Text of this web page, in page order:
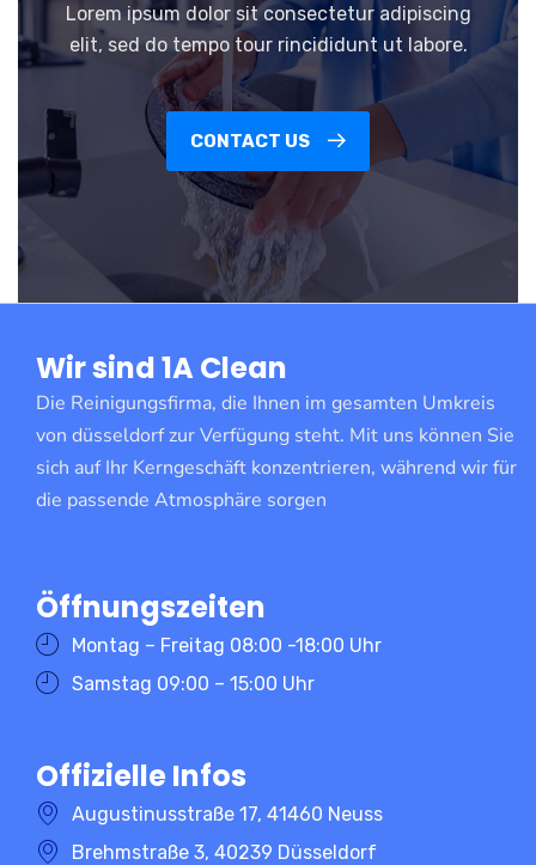
Lorem ipsum dolor sit consectetur adipiscing
elit, sed do tempo tour rincididunt ut labore.
CONTACT US
Wir sind 1A Clean
Die Reinigungsfirma, die Ihnen im gesamten Umkreis
von düsseldorf zur Verfügung steht. Mit uns können Sie
sich auf Ihr Kerngeschäft konzentrieren, während wir für
die passende Atmosphäre sorgen
Öffnungszeiten
Montag – Freitag 08:00 -18:00 Uhr
Samstag 09:00 – 15:00 Uhr
Offizielle Infos
Augustinusstraße 17, 41460 Neuss
Brehmstraße 3, 40239 Düsseldorf